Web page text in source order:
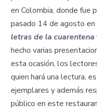
en Colombia, donde fue
pasado 14 de agosto
letras de la cuarentena
hecho varias
esta ocasión, los
quien hará una lectura,
ejemplares y además
público en este